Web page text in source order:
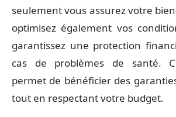
seulement vous assurez votre
optimisez également vos
garantissez une protection
cas de problèmes de santé.
permet de bénéficier des
tout en respectant votre budget.